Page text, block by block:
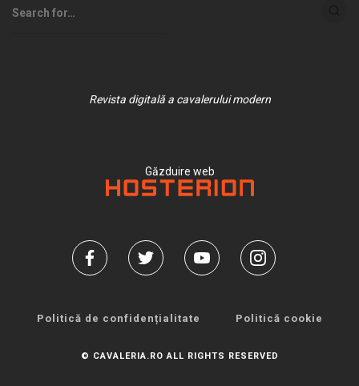
Revista digitală a cavalerului modern
Găzduire web
Politică de confidențialitate Politică cookie
© CAVALERIA.RO ALL RIGHTS RESERVED